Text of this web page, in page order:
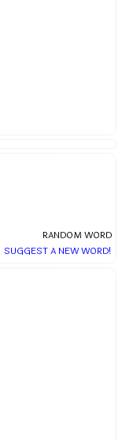
RANDOM WORD
SUGGEST A NEW WORD!